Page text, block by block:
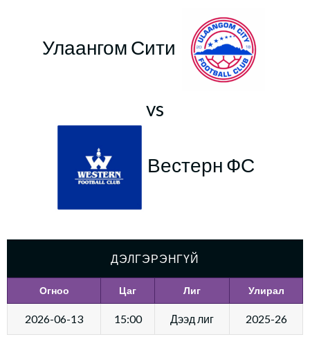
Улаангом Сити
vs
Вестерн ФС
ДЭЛГЭРЭНГҮЙ
Огноо Цаг Лиг Улирал
2026-06-13 15:00 Дээд лиг 2025-26